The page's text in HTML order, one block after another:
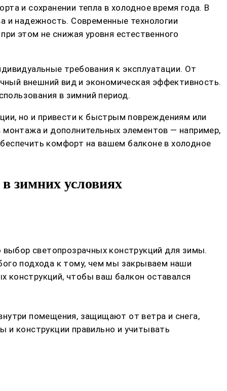
и сохранении тепла в холодное время года. В
и надежность. Современные технологии
этом не снижая уровня естественного
требования к эксплуатации. От
внешний вид и экономическая эффективность.
в зимний период.
но и привести к быстрым повреждениям или
монтажа и дополнительных элементов — например,
комфорт на вашем балконе в холодное
зимних условиях
светопрозрачных конструкций для зимы.
подхода к тому, чем мы закрываем наши
конструкций, чтобы ваш балкон оставался
помещения, защищают от ветра и снега,
конструкции правильно и учитывать